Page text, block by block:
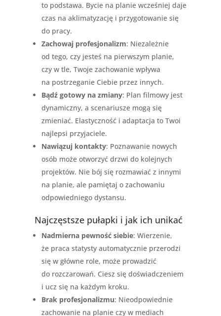
to podstawa. Bycie na planie wcześniej daje
czas na aklimatyzację i przygotowanie się
do pracy.
Zachowaj profesjonalizm: Niezależnie
od tego, czy jesteś na pierwszym planie,
czy w tle, Twoje zachowanie wpływa
na postrzeganie Ciebie przez innych.
Bądź gotowy na zmiany: Plan filmowy jest
dynamiczny, a scenariusze mogą się
zmieniać. Elastyczność i adaptacja to Twoi
najlepsi przyjaciele.
Nawiązuj kontakty: Poznawanie nowych
osób może otworzyć drzwi do kolejnych
projektów. Nie bój się rozmawiać z innymi
na planie, ale pamiętaj o zachowaniu
odpowiedniego dystansu.
Najczęstsze pułapki i jak ich unikać
Nadmierna pewność siebie: Wierzenie,
że praca statysty automatycznie przerodzi
się w główne role, może prowadzić
do rozczarowań. Ciesz się doświadczeniem
i ucz się na każdym kroku.
Brak profesjonalizmu: Nieodpowiednie
zachowanie na planie czy w mediach